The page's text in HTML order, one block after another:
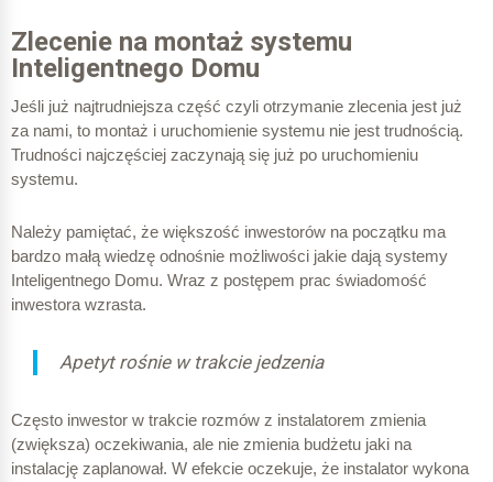
Zlecenie na montaż systemu
Inteligentnego Domu
Jeśli już najtrudniejsza część czyli otrzymanie zlecenia jest już
za nami, to montaż i uruchomienie systemu nie jest trudnością.
Trudności najczęściej zaczynają się już po uruchomieniu
systemu.
Należy pamiętać, że większość inwestorów na początku ma
bardzo małą wiedzę odnośnie możliwości jakie dają systemy
Inteligentnego Domu. Wraz z postępem prac świadomość
inwestora wzrasta.
Apetyt rośnie w trakcie jedzenia
Często inwestor w trakcie rozmów z instalatorem zmienia
(zwiększa) oczekiwania, ale nie zmienia budżetu jaki na
instalację zaplanował. W efekcie oczekuje, że instalator wykona